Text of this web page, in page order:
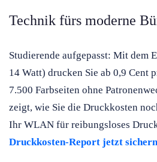
Technik fürs moderne
Studierende aufgepasst: Mit dem
14 Watt) drucken Sie ab 0,9 Cent
7.500 Farbseiten ohne
zeigt, wie Sie die Druckkosten
Ihr WLAN für reibungsloses
Druckkosten-Report jetzt sichern